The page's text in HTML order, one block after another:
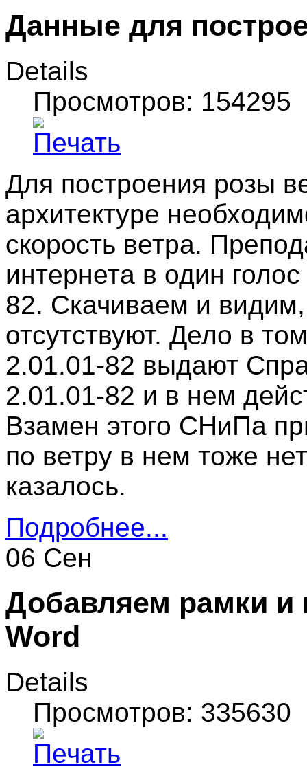
Данные для
Details
Просмотров: 154295
Для построения розы
архитектуре
скорость ветра.
интернета в один
82. Скачиваем и
отсутствуют. Дело в
2.01.01-82 выдают
2.01.01-82 и в нем
Взамен этого СНиПа
по ветру в нем тоже
казалось.
Подробнее...
06 Сен
Добавляем рамки
Word
Details
Просмотров: 335630